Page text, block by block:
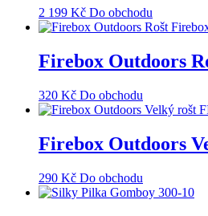
2 199 Kč Do obchodu
Firebox Outdoors
320 Kč Do obchodu
Firebox Outdoors
290 Kč Do obchodu